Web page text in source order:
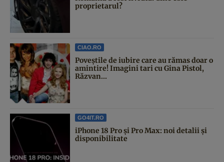
proprietarul?
CIAO.RO
Poveştile de iubire care au rămas doar o
amintire! Imagini tari cu Gina Pistol,
Răzvan...
GO4IT.RO
iPhone 18 Pro și Pro Max: noi detalii și
disponibilitate